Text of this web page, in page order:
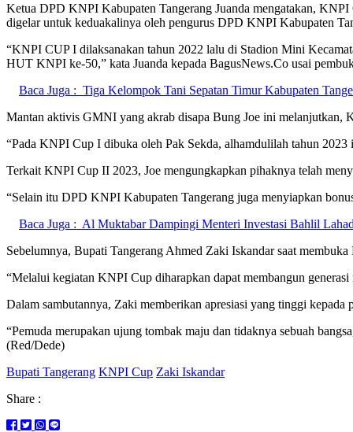
Ketua DPD KNPI Kabupaten Tangerang Juanda mengatakan,
digelar untuk keduakalinya oleh pengurus DPD KNPI Kabupaten
“KNPI CUP I dilaksanakan tahun 2022 lalu di Stadion Mini
HUT KNPI ke-50,” kata Juanda kepada BagusNews.Co usai
Baca Juga : Tiga Kelompok Tani Sepatan Timur Kabupaten
Mantan aktivis GMNI yang akrab disapa Bung Joe ini melanjutkan,
“Pada KNPI Cup I dibuka oleh Pak Sekda, alhamdulilah tahun 2023
Terkait KNPI Cup II 2023, Joe mengungkapkan pihaknya telah
“Selain itu DPD KNPI Kabupaten Tangerang juga menyiapkan
Baca Juga : Al Muktabar Dampingi Menteri Investasi Bahlil
Sebelumnya, Bupati Tangerang Ahmed Zaki Iskandar saat
“Melalui kegiatan KNPI Cup diharapkan dapat membangun
Dalam sambutannya, Zaki memberikan apresiasi yang tinggi
“Pemuda merupakan ujung tombak maju dan tidaknya sebuah
(Red/Dede)
Bupati Tangerang KNPI Cup Zaki Iskandar
Share :